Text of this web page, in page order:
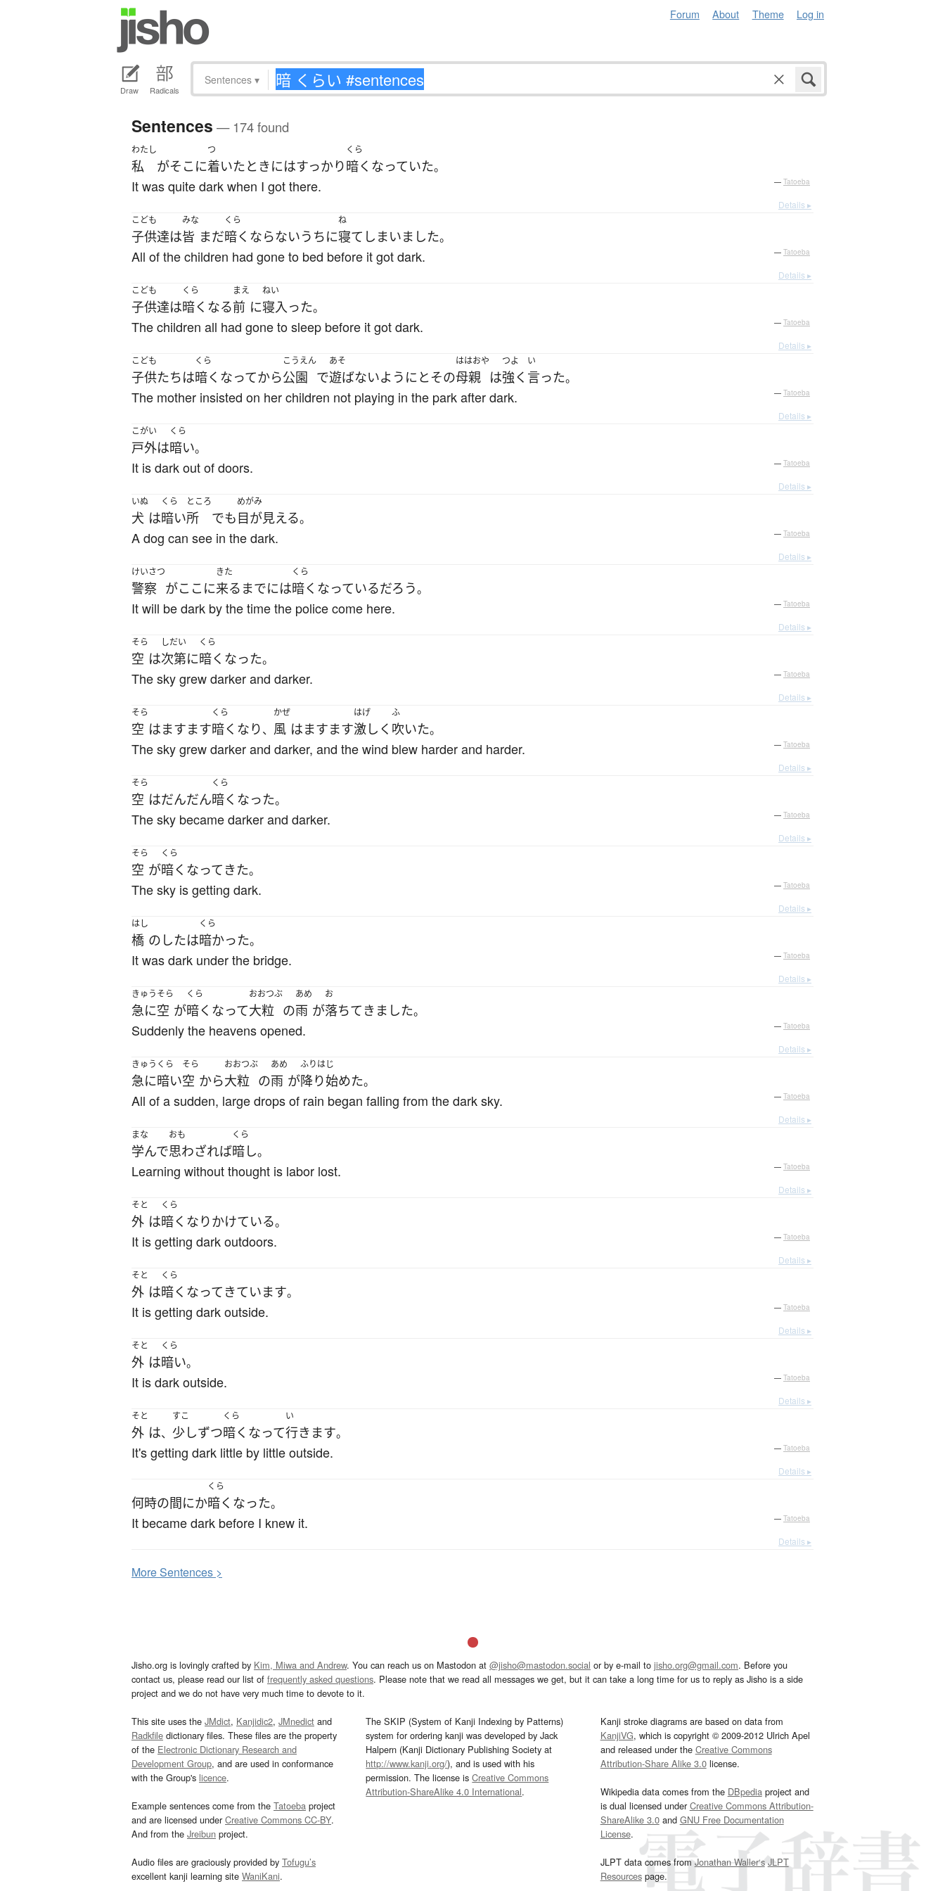
Forum About Theme Log in
Draw Radicals
Sentences ▾
Sentences — 174 found
わたし
私 がそこ に
つ
着いたときにはすっかり
くら
暗く なっていた。
It was quite dark when I got there. — Tatoeba
Details ▸
こども
子供達は
みな
皆 まだ
くら
暗く ならないうちに
ね
寝て しまいました。
All of the children had gone to bed before it got dark. — Tatoeba
Details ▸
こども
子供達は
くら
暗く なる
まえ
前 に
ねい
寝入った。
The children all had gone to sleep before it got dark. — Tatoeba
Details ▸
こども
子供たちは
くら
暗く なってから
こうえん
公園 で
あそ
遊ばないようにとその
ははおや
母親 は
つよ
強く
い
言った。
The mother insisted on her children not playing in the park after dark. — Tatoeba
Details ▸
こがい
戸外は
くら
暗い。
It is dark out of doors. — Tatoeba
Details ▸
いぬ
犬 は
くら
暗い
ところ
所 でも
めがみ
目が見える。
A dog can see in the dark. — Tatoeba
Details ▸
けいさつ
警察 がここ に
きた
来る までには
くら
暗く なっているだろう。
It will be dark by the time the police come here. — Tatoeba
Details ▸
そら
空 は
しだい
次第に
くら
暗く なった。
The sky grew darker and darker. — Tatoeba
Details ▸
そら
空 はますます
くら
暗く なり、
かぜ
風 はますます
はげ
激しく
ふ
吹いた。
The sky grew darker and darker, and the wind blew harder and harder. — Tatoeba
Details ▸
そら
空 はだんだん
くら
暗く なった。
The sky became darker and darker. — Tatoeba
Details ▸
そら
空 が
くら
暗く なって きた。
The sky is getting dark. — Tatoeba
Details ▸
はし
橋 の したは
くら
暗かった。
It was dark under the bridge. — Tatoeba
Details ▸
きゅう
急に
そら
空 が
くら
暗く なって
おおつぶ
大粒 の
あめ
雨 が
お
落ちて きました。
Suddenly the heavens opened. — Tatoeba
Details ▸
きゅう
急に
くら
暗い
そら
空 から
おおつぶ
大粒 の
あめ
雨 が
ふりはじ
降り始めた。
All of a sudden, large drops of rain began falling from the dark sky. — Tatoeba
Details ▸
まな
学んで
おも
思わざれば
くら
暗し。
Learning without thought is labor lost. — Tatoeba
Details ▸
そと
外 は
くら
暗く なりかけている。
It is getting dark outdoors. — Tatoeba
Details ▸
そと
外 は
くら
暗く なって きています。
It is getting dark outside. — Tatoeba
Details ▸
そと
外 は
くら
暗い。
It is dark outside. — Tatoeba
Details ▸
そと
外 は、
すこ
少しずつ
くら
暗く なって
い
行きます。
It's getting dark little by little outside. — Tatoeba
Details ▸
何時の間にか
くら
暗く なった。
It became dark before I knew it. — Tatoeba
Details ▸
MoreSentences >
Jisho.org is lovingly crafted by Kim, Miwa and Andrew. You can reach us on Mastodon at @jisho@mastodon.social or by e-mail to jisho.org@gmail.com. Before you
contact us, please read our list of frequently asked questions. Please note that we read all messages we get, but it can take a long time for us to reply as Jisho is a side
project and we do not have very much time to devote to it.
This site uses the JMdict, Kanjidic2, JMnedict and
Radkfile dictionary files. These files are the property
of the Electronic Dictionary Research and
Development Group, and are used in conformance
with the Group's licence.
Example sentences come from the Tatoeba project
and are licensed underCreative Commons CC-BY.
And from the Jreibun project.
Audio files are graciously provided by Tofugu’s
excellent kanji learning site WaniKani.
The SKIP (System of Kanji Indexing by Patterns)
system for ordering kanji was developed by Jack
Halpern (Kanji Dictionary Publishing Society at
http://www.kanji.org/), and is used with his
permission. The license isCreative Commons
Attribution-ShareAlike 4.0 International.
Kanji stroke diagrams are based on data from
KanjiVG, which is copyright © 2009-2012 Ulrich Apel
and released under the Creative Commons
Attribution-Share Alike 3.0license.
Wikipedia data comes from the DBpediaproject and
is dual licensed underCreative Commons Attribution-
ShareAlike 3.0and GNU Free Documentation
License.
JLPT data comes fromJonathan Waller‘s JLPT
Resourcespage.